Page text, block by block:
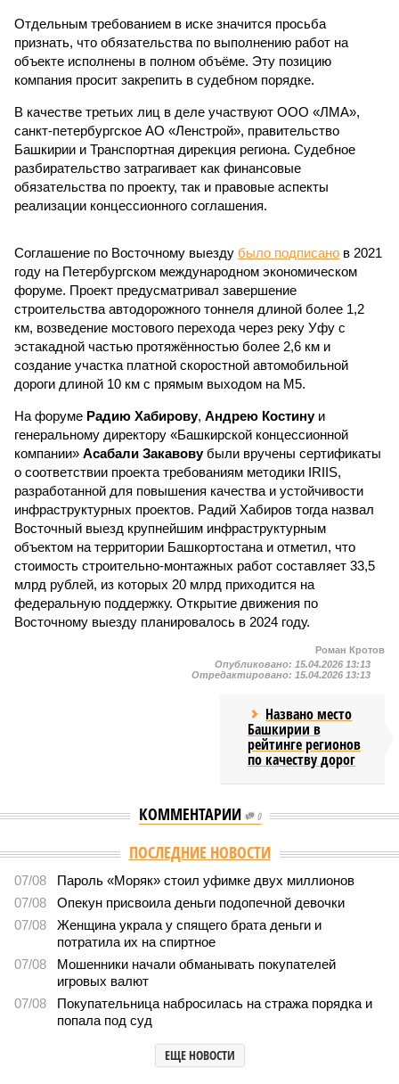
Отдельным требованием в иске значится просьба
признать, что обязательства по выполнению работ на
объекте исполнены в полном объёме. Эту позицию
компания просит закрепить в судебном порядке.
В качестве третьих лиц в деле участвуют ООО «ЛМА»,
санкт-петербургское АО «Ленстрой», правительство
Башкирии и Транспортная дирекция региона. Судебное
разбирательство затрагивает как финансовые
обязательства по проекту, так и правовые аспекты
реализации концессионного соглашения.
Соглашение по Восточному выезду было подписано в 2021
году на Петербургском международном экономическом
форуме. Проект предусматривал завершение
строительства автодорожного тоннеля длиной более 1,2
км, возведение мостового перехода через реку Уфу с
эстакадной частью протяжённостью более 2,6 км и
создание участка платной скоростной автомобильной
дороги длиной 10 км с прямым выходом на М5.
На форуме Радию Хабирову, Андрею Костинуи
генеральному директору «Башкирской концессионной
компании» Асабали Закавовубыли вручены сертификаты
о соответствии проекта требованиям методики IRIIS,
разработанной для повышения качества и устойчивости
инфраструктурных проектов. Радий Хабиров тогда назвал
Восточный выезд крупнейшим инфраструктурным
объектом на территории Башкортостана и отметил, что
стоимость строительно-монтажных работ составляет 33,5
млрд рублей, из которых 20 млрд приходится на
федеральную поддержку. Открытие движения по
Восточному выезду планировалось в 2024 году.
Роман Кротов
Опубликовано: 15.04.2026 13:13
Отредактировано: 15.04.2026 13:13
Названо место
Башкирии в
рейтинге регионов
по качеству дорог
КОММЕНТАРИИ 0
Версия //Власть //Раскрыта выделенная на развитие промышленности
Раскрыта выделенная на развитие промышленности
Башкирии в 2026 году сумма
План на миллиарды
Раскрыта выделенная на развитие промышленности Башкирии в 2026